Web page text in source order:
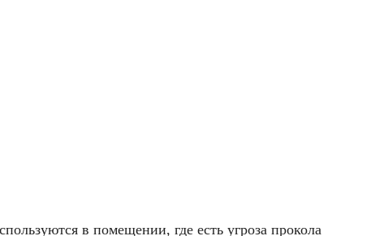
в помещении, где есть угроза прокола